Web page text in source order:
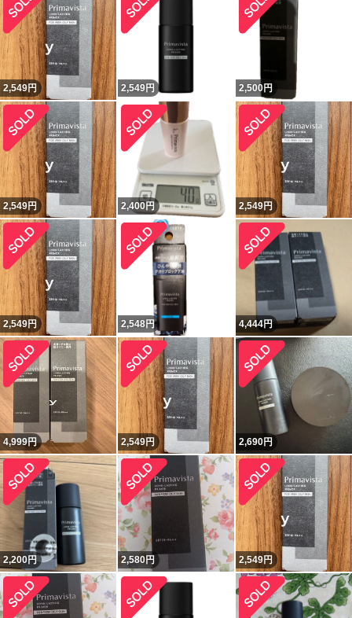
2,549円 2,549円 2,500円
2,549円 2,400円 2,549円
2,549円 2,548円 4,444円
4,999円 2,549円 2,690円
2,200円 2,580円 2,549円